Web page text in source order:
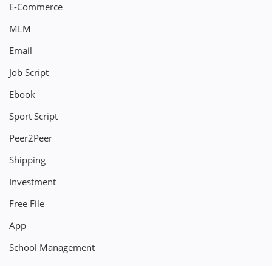
E-Commerce
MLM
Email
Job Script
Ebook
Sport Script
Peer2Peer
Shipping
Investment
Free File
App
School Management